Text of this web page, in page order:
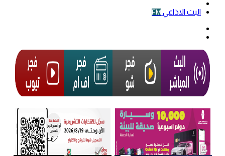
البث الاذاعي FM